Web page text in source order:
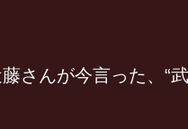
さんが今言った、“